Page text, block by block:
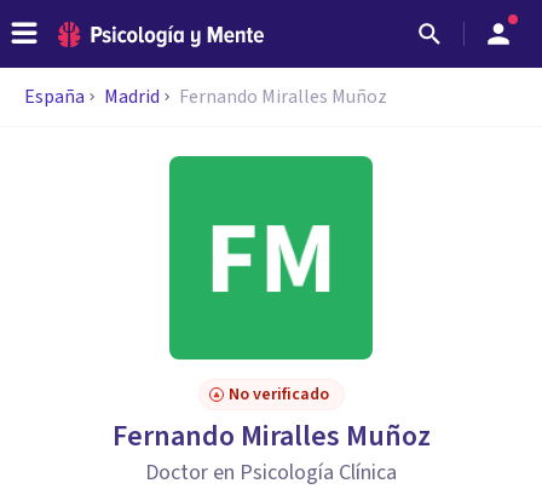
España Madrid Fernando Miralles Muñoz
No verificado
Fernando Miralles Muñoz
Doctor en Psicología Clínica